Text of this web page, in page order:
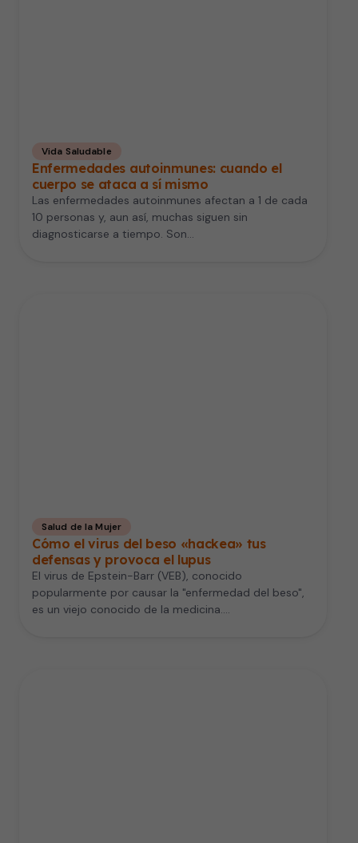
Vida Saludable
Enfermedades autoinmunes: cuando el
cuerpo se ataca a sí mismo
Las enfermedades autoinmunes afectan a 1 de cada
10 personas y, aun así, muchas siguen sin
diagnosticarse a tiempo. Son…
Salud de la Mujer
Cómo el virus del beso «hackea» tus
defensas y provoca el lupus
El virus de Epstein-Barr (VEB), conocido
popularmente por causar la "enfermedad del beso",
es un viejo conocido de la medicina.…